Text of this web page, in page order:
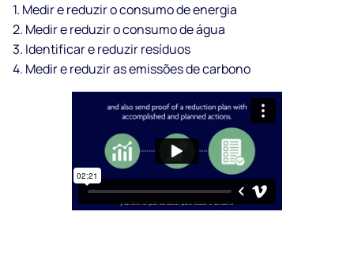
1. Medir e reduzir o consumo de energia
2. Medir e reduzir o consumo de água
3. Identificar e reduzir resíduos
4. Medir e reduzir as emissões de carbono